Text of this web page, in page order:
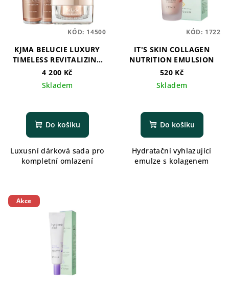
KJMA BELUCIE LUXURY
TIMELESS REVITALIZING
SET
4 200 Kč
Skladem
Do košíku
Luxusní dárková sada pro
kompletní omlazení
KÓD: 14500
IT'S SKIN COLLAGEN
NUTRITION EMULSION
520 Kč
Skladem
Do košíku
Hydratační vyhlazující
emulze s kolagenem
KÓD: 1722
Akce